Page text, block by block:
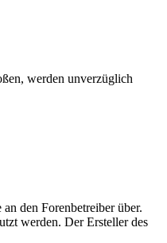
werden unverzüglich
den Forenbetreiber über.
werden. Der Ersteller des